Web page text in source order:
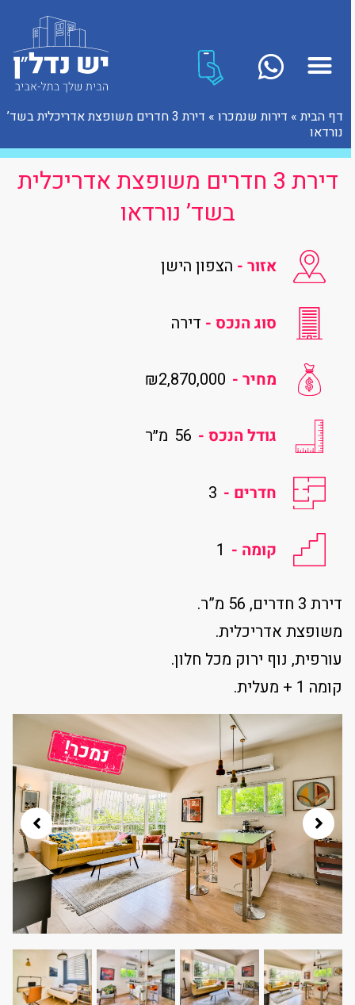
דף הבית» דירות שנמכרו»
דירת 3 חדרים משופצת אדריכלית בשד’
נורדאו
דירת 3 חדרים משופצת אדריכלית
בשד’ נורדאו
אזור - הצפון הישן
סוג הנכס - דירה
מחיר - ₪2,870,000
גודל הנכס - 56 מ״ר
חדרים - 3
קומה - 1
דירת 3 חדרים, 56 מ”ר.
משופצת אדריכלית.
עורפית, נוף ירוק מכל חלון.
קומה 1 + מעלית.